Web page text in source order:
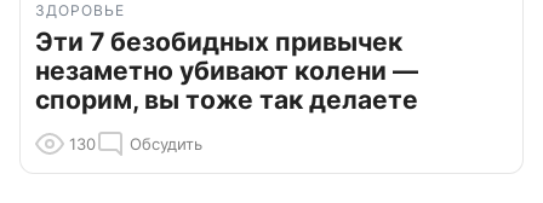
ЗДОРОВЬЕ
Эти 7 безобидных привычек
незаметно убивают колени —
спорим, вы тоже так делаете
130 Обсудить